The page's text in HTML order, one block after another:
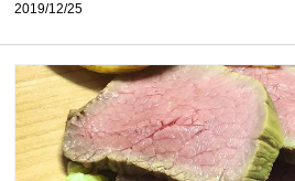
2019/12/25